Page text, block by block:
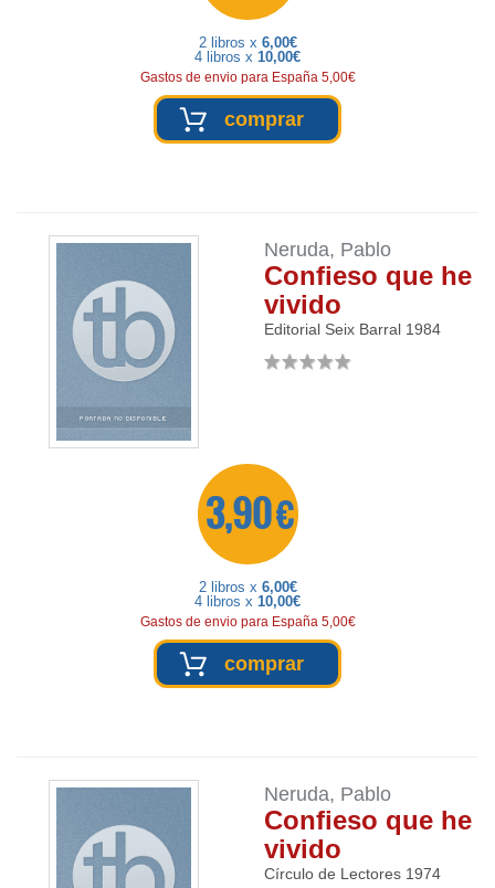
2 libros x 6,00€
4 libros x 10,00€
Gastos de envio para España 5,00€
comprar
Neruda, Pablo
Confieso que he
vivido
Editorial Seix Barral 1984
3,90 €
2 libros x 6,00€
4 libros x 10,00€
Gastos de envio para España 5,00€
comprar
Neruda, Pablo
Confieso que he
vivido
Círculo de Lectores 1974